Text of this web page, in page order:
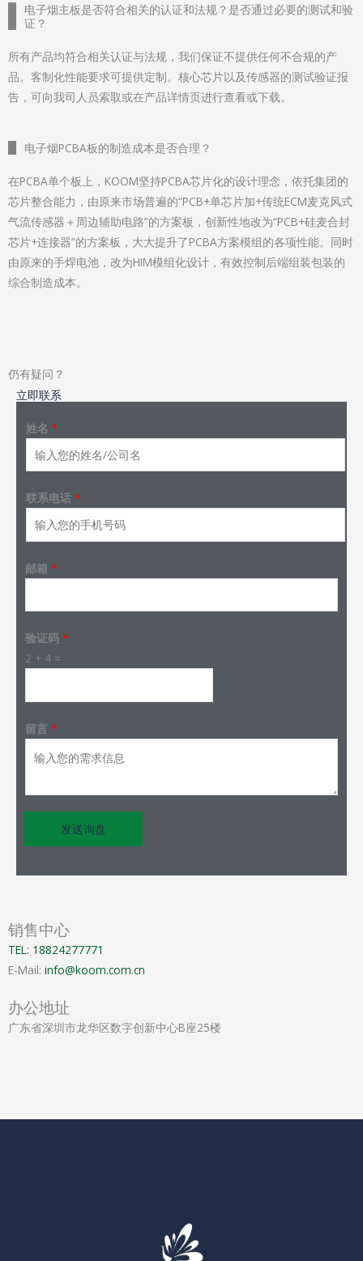
电子烟主板是否符合相关的认证和法规？是否通过必要的测试和验
证？
所有产品均符合相关认证与法规，我们保证不提供任何不合规的产
品。客制化性能要求可提供定制。核心芯片以及传感器的测试验证报
告，可向我司人员索取或在产品详情页进行查看或下载。
电子烟PCBA板的制造成本是否合理？
在PCBA单个板上，KOOM坚持PCBA芯片化的设计理念，依托集团的
芯片整合能力，由原来市场普遍的“PCB+单芯片加+传统ECM麦克风式
气流传感器＋周边辅助电路”的方案板，创新性地改为“PCB+硅麦合封
芯片+连接器”的方案板，大大提升了PCBA方案模组的各项性能。同时
由原来的手焊电池，改为HIM模组化设计，有效控制后端组装包装的
综合制造成本。
仍有疑问？
立即联系
姓名 *
联系电话 *
邮箱 *
验证码 *
2 + 4 =
留言 *
发送询盘
销售中心
TEL: 18824277771
E-Mail: info@koom.com.cn
办公地址
广东省深圳市龙华区数字创新中心B座25楼